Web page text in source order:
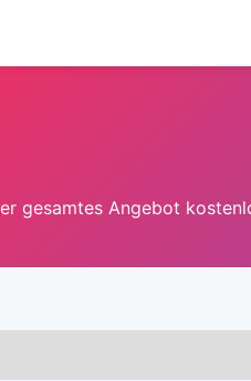
gesamtes Angebot